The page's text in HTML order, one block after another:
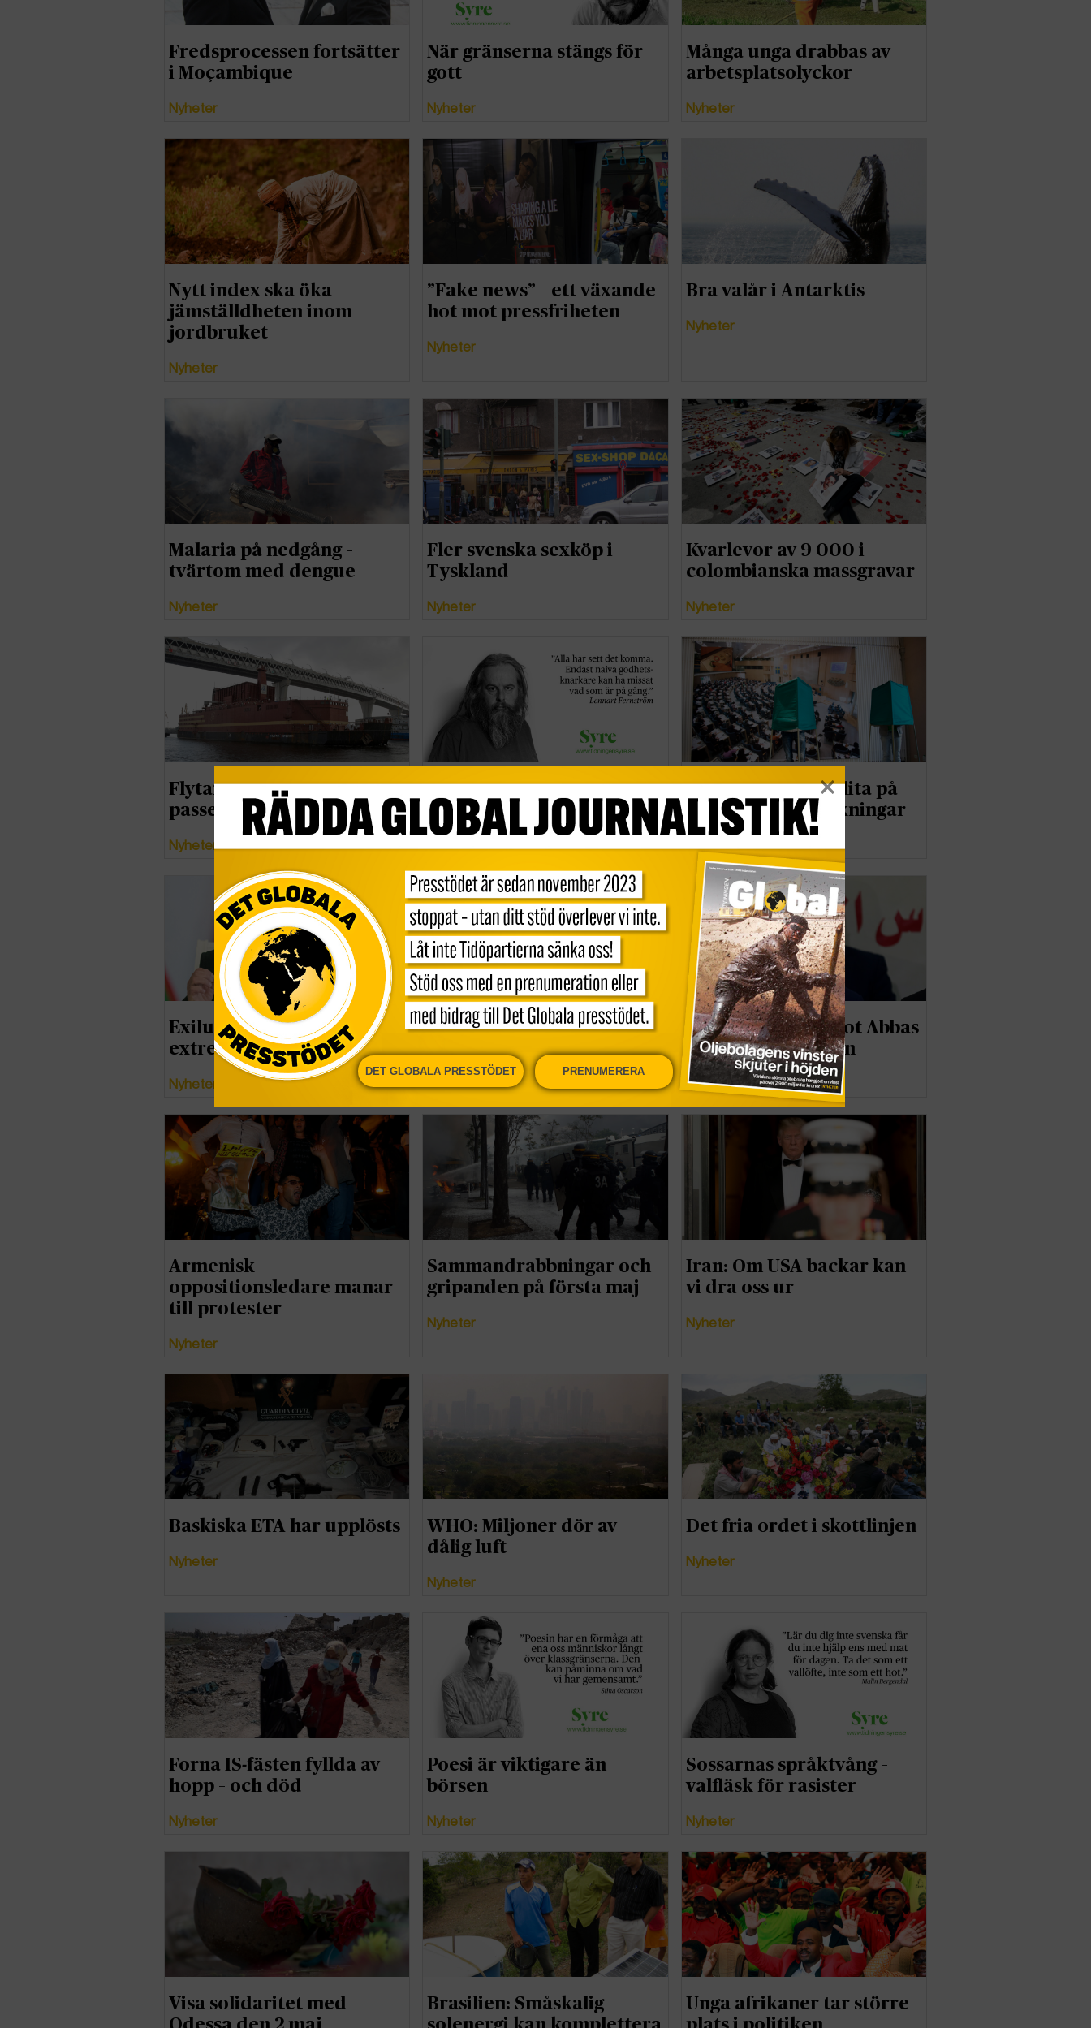
Fredsprocessen fortsätter
i Moçambique
Nyheter
När gränserna stängs för
gott
Nyheter
Många unga drabbas av
arbetsplatsolyckor
Nyheter
Nytt index ska öka
jämställdheten inom
jordbruket
Nyheter
”Fake news” – ett växande
hot mot pressfriheten
Nyheter
Bra valår i Antarktis
Nyheter
Malaria på nedgång –
tvärtom med dengue
Nyheter
Fler svenska sexköp i
Tyskland
Nyheter
Kvarlevor av 9 000 i
colombianska massgravar
Nyheter
Flytande kärnkraftverk
passerar Skåne
Nyheter
Vi behöver inte böneutrop
och islamiska skolor
Nyheter
Därför ska vi inte lita på
opinionsundersökningar
Nyheter
Exiluzbeker lockas av
extrem ideologi
Nyheter
Världens äldsta spindel
har dött
Nyheter
Skarp EU-kritik mot Abbas
ord om Förintelsen
Nyheter
Armenisk
oppositionsledare manar
till protester
Nyheter
Sammandrabbningar och
gripanden på första maj
Nyheter
Iran: Om USA backar kan
vi dra oss ur
Nyheter
Baskiska ETA har upplösts
Nyheter
WHO: Miljoner dör av
dålig luft
Nyheter
Det fria ordet i skottlinjen
Nyheter
Forna IS-fästen fyllda av
hopp – och död
Nyheter
Poesi är viktigare än
börsen
Nyheter
Sossarnas språktvång –
valfläsk för rasister
Nyheter
Visa solidaritet med
Brasilien: Småskalig
Unga afrikaner tar större
DET GLOBALA PRESSTÖDET PRENUMERERA